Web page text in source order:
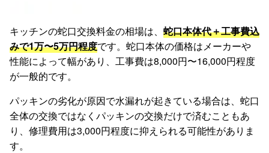
キッチンの蛇口交換料金の相場は、 蛇口本体代＋工事費込
みで1万〜5万円程度です。蛇口本体の価格はメーカーや
性能によって幅があり、工事費は8,000円〜16,000円程度
が一般的です。
パッキンの劣化が原因で水漏れが起きている場合は、蛇口
全体の交換ではなくパッキンの交換だけで済むこともあ
り、修理費用は3,000円程度に抑えられる可能性がありま
す。